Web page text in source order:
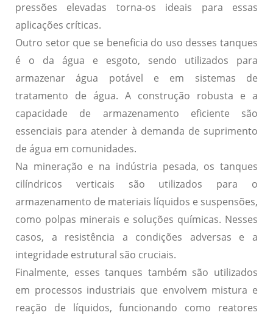
pressões elevadas torna-os ideais para essas
aplicações críticas.
Outro setor que se beneficia do uso desses tanques
é o da água e esgoto, sendo utilizados para
armazenar água potável e em sistemas de
tratamento de água. A construção robusta e a
capacidade de armazenamento eficiente são
essenciais para atender à demanda de suprimento
de água em comunidades.
Na mineração e na indústria pesada, os tanques
cilíndricos verticais são utilizados para o
armazenamento de materiais líquidos e suspensões,
como polpas minerais e soluções químicas. Nesses
casos, a resistência a condições adversas e a
integridade estrutural são cruciais.
Finalmente, esses tanques também são utilizados
em processos industriais que envolvem mistura e
reação de líquidos, funcionando como reatores